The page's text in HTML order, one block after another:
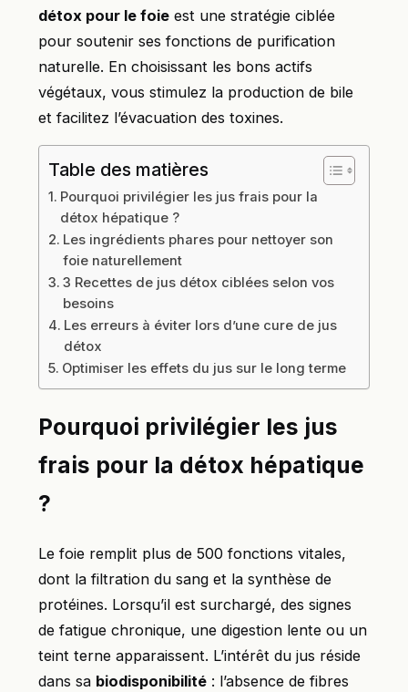
détox pour le foie est une stratégie ciblée
pour soutenir ses fonctions de purification
naturelle. En choisissant les bons actifs
végétaux, vous stimulez la production de bile
et facilitez l’évacuation des toxines.
Table des matières
Pourquoi privilégier les jus frais pour la
détox hépatique ?
Les ingrédients phares pour nettoyer son
foie naturellement
3 Recettes de jus détox ciblées selon vos
besoins
Les erreurs à éviter lors d’une cure de jus
détox
Optimiser les effets du jus sur le long terme
Pourquoi privilégier les jus
frais pour la détox hépatique
?
Le foie remplit plus de 500 fonctions vitales,
dont la filtration du sang et la synthèse de
protéines. Lorsqu’il est surchargé, des signes
de fatigue chronique, une digestion lente ou un
teint terne apparaissent. L’intérêt du jus réside
dans sa biodisponibilité : l’absence de fibres